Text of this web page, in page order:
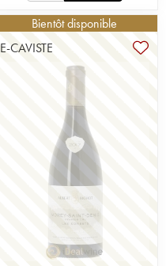
Bientôt disponible
E-CAVISTE